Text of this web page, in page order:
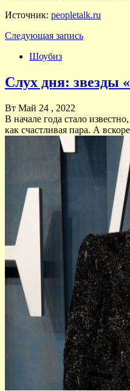
Источник: peopletalk.ru
Следующая запись
Шоубиз
Слух дня: звезды
Вт Май 24 , 2022
В начале года стало
как счастливая пара. А